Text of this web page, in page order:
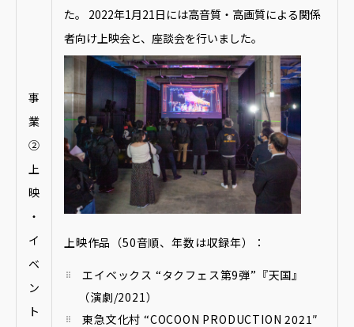
事
業
②
上
映
・
イ
ベ
ン
ト
た。 2022年1月21日には高音質・高画質による関係
者向け上映会と、座談会を行いました。
上映作品（50音順、年数は収録年）：
エイベックス “タクフェス第9弾”『天国』
（演劇/2021）
東急文化村 “COCOON PRODUCTION 2021″